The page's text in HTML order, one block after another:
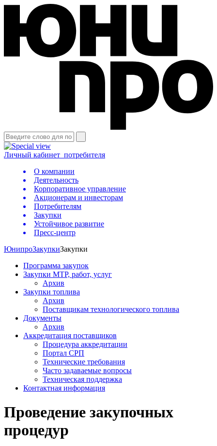
Личный кабинет потребителя
О компании
Деятельность
Корпоративное управление
Акционерам и инвесторам
Потребителям
Закупки
Устойчивое развитие
Пресс-центр
ЮнипроЗакупкиЗакупки
Программа закупок
Закупки МТР, работ, услуг
Архив
Закупки топлива
Архив
Поставщикам технологического топлива
Документы
Архив
Аккредитация поставщиков
Процедура аккредитации
Портал СРП
Технические требования
Часто задаваемые вопросы
Техническая поддержка
Контактная информация
Проведение закупочных
процедур